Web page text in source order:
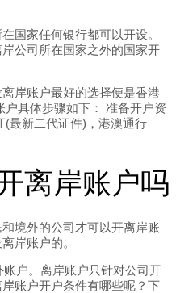
国家任何银行都可以开设。
公司所在国家之外的国家开
岸账户最好的选择便是香港
具体步骤如下： 准备开户资
(最新二代证件)，港澳通行
离岸账户吗
境外的公司才可以开离岸账
岸账户的。
户。离岸账户只针对公司开
账户开户条件有哪些呢？下